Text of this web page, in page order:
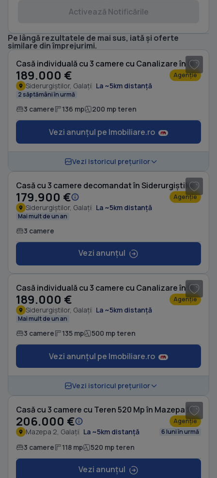
Activează Notificările
Pe lângă rezultatele de mai sus, iată și oferte
similare din împrejurimi.
Casă individuală cu 3 camere cu Canalizare în Siderurgiștilor
189.000 € Agenție
Siderurgiștilor, Galați La ~5km distanță
2 săptămâni în urmă
3 camere 136 mp 200 mp teren
Vezi anunțul pe Imobiliare.ro
Vezi istoricul prețurilor
Casă cu 3 camere decomandat în Siderurgiștilor
179.900 € Agenție
Siderurgiștilor, Galați La ~5km distanță
Mai mult de un an
3 camere
Vezi anunțul
Casă individuală cu 3 camere cu Canalizare în Siderurgiștilor
189.000 € Agenție
Siderurgiștilor, Galați La ~5km distanță
Mai mult de un an
3 camere 135 mp 500 mp teren
Vezi anunțul pe Imobiliare.ro
Vezi istoricul prețurilor
Casă cu 3 camere cu Teren 520 Mp în Mazepa 2
206.000 € Agenție
Mazepa 2, Galați La ~5km distanță 6 luni în urmă
3 camere 118 mp 520 mp teren
Vezi anunțul